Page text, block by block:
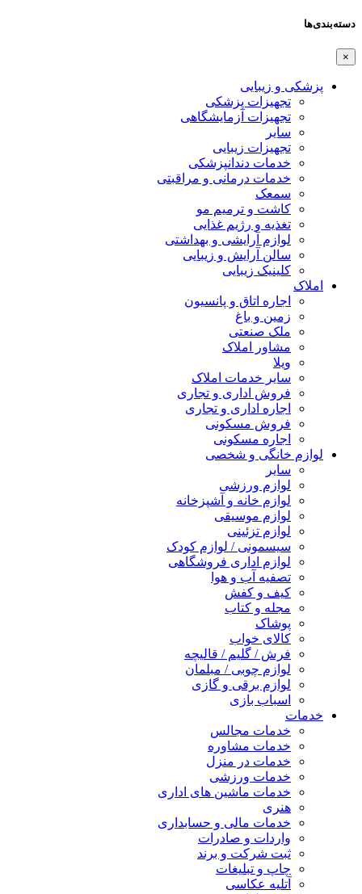
دسته‌بندی‌ها
×
پزشکی و زیبایی
تجهیزات پزشکی
تجهیزات آزمایشگاهی
سایر
تجهیزات زیبایی
خدمات دندانپزشکی
خدمات درمانی و مراقبتی
سمعک
کاشت و ترمیم مو
تغذیه و رژیم غذایی
لوازم آرایشی و بهداشتی
سالن آرایش و زیبایی
کلینیک زیبایی
املاک
اجاره اتاق و پانسیون
زمین و باغ
ملک صنعتی
مشاور املاک
ویلا
سایر خدمات املاک
فروش اداری و تجاری
اجاره اداری و تجاری
فروش مسکونی
اجاره مسکونی
لوازم خانگی و شخصی
سایر
لوازم ورزشی
لوازم خانه و آشپزخانه
لوازم موسیقی
لوازم تزئینی
سیسمونی / لوازم کودک
لوازم اداری فروشگاهی
تصفیه آب و هوا
کیف و کفش
مجله و کتاب
پوشاک
کالای خواب
فرش / گلیم / قالیچه
لوازم چوبی / مبلمان
لوازم برقی و گازی
اسباب بازی
خدمات
خدمات مجالس
خدمات مشاوره
خدمات در منزل
خدمات ورزشی
خدمات ماشین های اداری
هنری
خدمات مالی و حسابداری
واردات و صادرات
ثبت شرکت و برند
چاپ و تبلیغات
آتلیه عکاسی